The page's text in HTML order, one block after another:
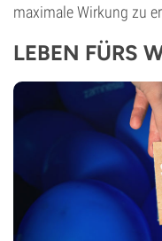
maximale Wirkung zu
LEBEN FÜRS